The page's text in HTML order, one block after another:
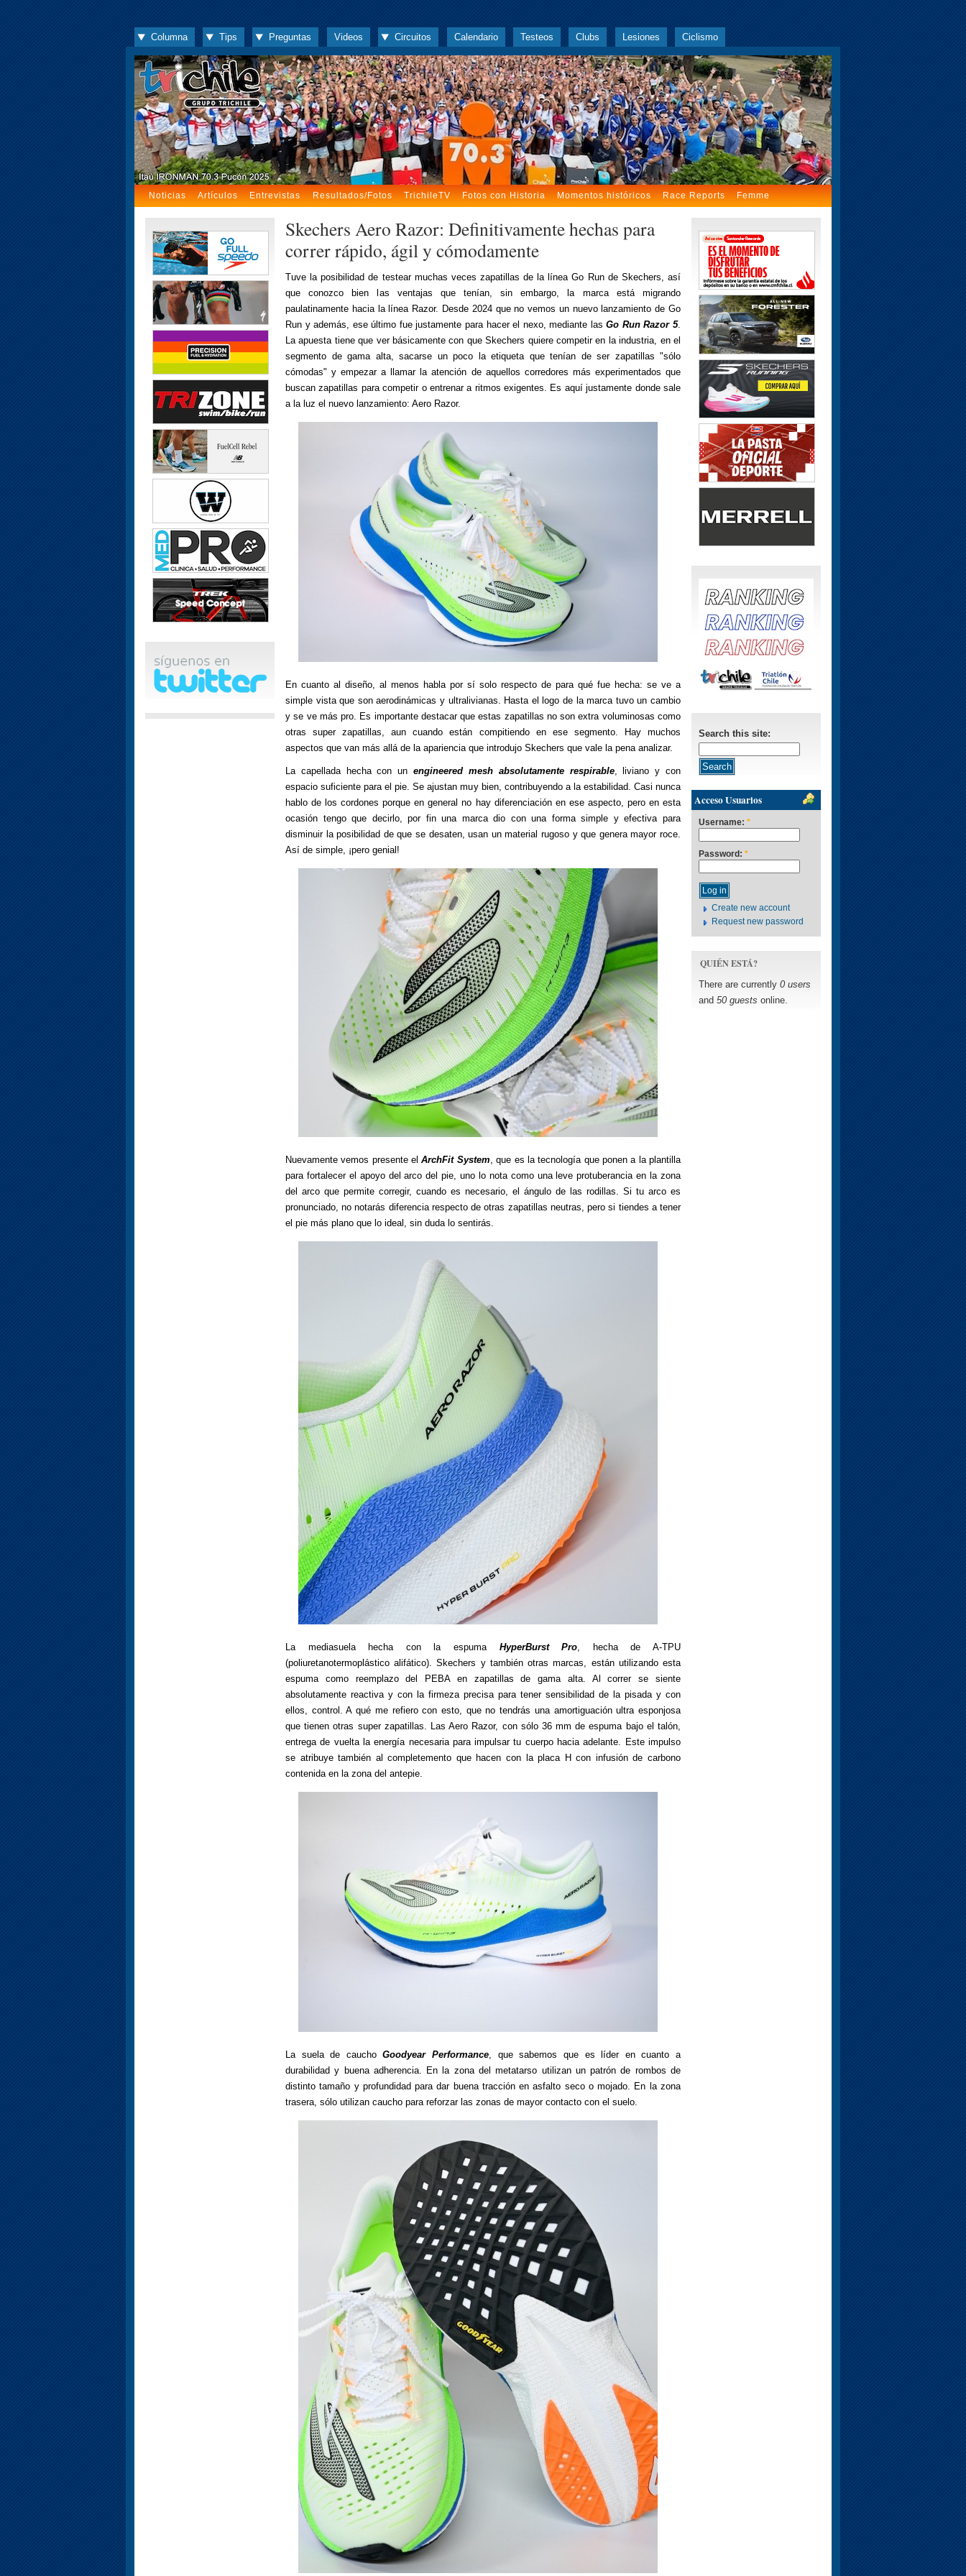
Columna Tips Preguntas Videos Circuitos Calendario Testeos Clubs Lesiones Ciclismo
Noticias Artículos Entrevistas Resultados/Fotos TrichileTV Fotos con Historia Momentos históricos Race Reports Femme
Skechers Aero Razor: Definitivamente hechas para
correr rápido, ágil y cómodamente
Tuve la posibilidad de testear muchas veces zapatillas de la línea Go Run de Skechers, así
que conozco bien las ventajas que tenían, sin embargo, la marca está migrando
paulatinamente hacia la línea Razor. Desde 2024 que no vemos un nuevo lanzamiento de Go
Run y además, ese último fue justamente para hacer el nexo, mediante lasGo Run Razor 5.
La apuesta tiene que ver básicamente con que Skechers quiere competir en la industria, en el
segmento de gama alta, sacarse un poco la etiqueta que tenían de ser zapatillas "sólo
cómodas" y empezar a llamar la atención de aquellos corredores más experimentados que
buscan zapatillas para competir o entrenar a ritmos exigentes. Es aquí justamente donde sale
a la luz el nuevo lanzamiento: Aero Razor.
En cuanto al diseño, al menos habla por sí solo respecto de para qué fue hecha: se ve a
simple vista que son aerodinámicas y ultralivianas. Hasta el logo de la marca tuvo un cambio
y se ve más pro. Es importante destacar que estas zapatillas no son extra voluminosas como
otras super zapatillas, aun cuando están compitiendo en ese segmento. Hay muchos
aspectos que van más allá de la apariencia que introdujo Skechers que vale la pena analizar.
La capellada hecha con unengineered mesh absolutamente respirable, liviano y con
espacio suficiente para el pie. Se ajustan muy bien, contribuyendo a la estabilidad. Casi nunca
hablo de los cordones porque en general no hay diferenciación en ese aspecto, pero en esta
ocasión tengo que decirlo, por fin una marca dio con una forma simple y efectiva para
disminuir la posibilidad de que se desaten, usan un material rugoso y que genera mayor roce.
Así de simple, ¡pero genial!
Nuevamente vemos presente elArchFit System, que es la tecnología que ponen a la plantilla
para fortalecer el apoyo del arco del pie, uno lo nota como una leve protuberancia en la zona
del arco que permite corregir, cuando es necesario, el ángulo de las rodillas. Si tu arco es
pronunciado, no notarás diferencia respecto de otras zapatillas neutras, pero si tiendes a tener
el pie más plano que lo ideal, sin duda lo sentirás.
La mediasuela hecha con la espuma HyperBurst Pro, hecha de A-TPU
(poliuretanotermoplástico alifático). Skechers y también otras marcas, están utilizando esta
espuma como reemplazo del PEBA en zapatillas de gama alta. Al correr se siente
absolutamente reactiva y con la firmeza precisa para tener sensibilidad de la pisada y con
ellos, control. A qué me refiero con esto, que no tendrás una amortiguación ultra esponjosa
que tienen otras super zapatillas. Las Aero Razor, con sólo 36 mm de espuma bajo el talón,
entrega de vuelta la energía necesaria para impulsar tu cuerpo hacia adelante. Este impulso
se atribuye también al completemento que hacen con la placa H con infusión de carbono
contenida en la zona del antepie.
La suela de cauchoGoodyear Performance, que sabemos que es líder en cuanto a
durabilidad y buena adherencia. En la zona del metatarso utilizan un patrón de rombos de
distinto tamaño y profundidad para dar buena tracción en asfalto seco o mojado. En la zona
trasera, sólo utilizan caucho para reforzar las zonas de mayor contacto con el suelo.
Search this site:
Acceso Usuarios
Username: *
Password: *
Create new account
Request new password
QUIÉN ESTÁ?
There are currently 0 users
and 50 guests online.